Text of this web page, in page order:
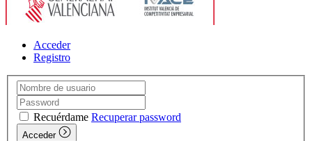
Acceder
Registro
Recuérdame Recuperar password
Acceder